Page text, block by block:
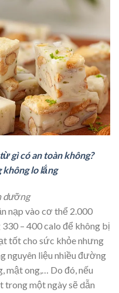
gì có an toàn không?
lo lắng
dưỡng
nạp vào cơ thể 2.000
– 400 calo để không bị
tốt cho sức khỏe nhưng
nguyên liệu nhiều đường
mật ong,… Do đó, nếu
trong một ngày sẽ dẫn